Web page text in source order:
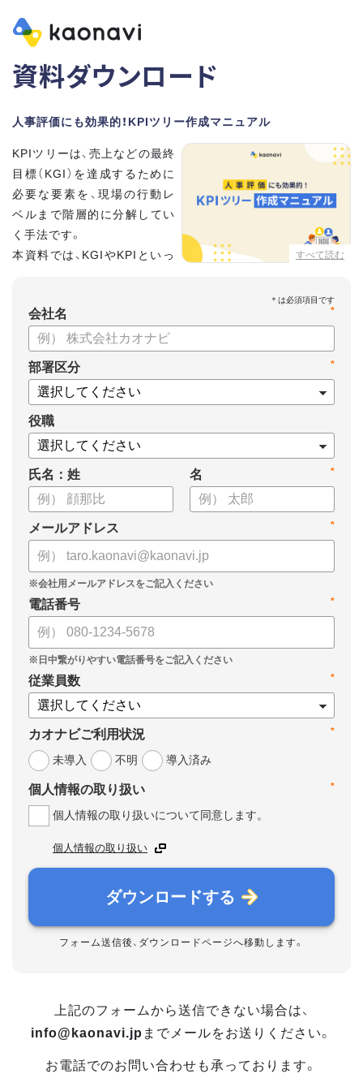
資料ダウンロード
人事評価にも効果的！KPIツリー作成マニュアル
すべて読む
KPIツリーは、売上などの最終
目標（KGI）を達成するために
必要な要素を、現場の行動レ
ベルまで階層的に分解してい
く手法です。
本資料では、KGIやKPIといっ
【資料の内容】
・KGI、KPIなどの用語をおさらい
・KPIツリーの作り方
・業種別のKPIツリー例
*
会社名
*
部署区分
役職
氏名：姓 *
名
*
メールアドレス
*
電話番号
*
従業員数
*
カオナビご利用状況
未導入
不明 導入済み
*
個人情報の取り扱い
個人情報の取り扱いについて同意します。
個人情報の取り扱い
ダウンロードする
フォーム送信後、ダウンロードページへ移動します。
上記のフォームから送信できない場合は、
info@kaonavi.jp までメールをお送りください。
お電話でのお問い合わせも承っております。